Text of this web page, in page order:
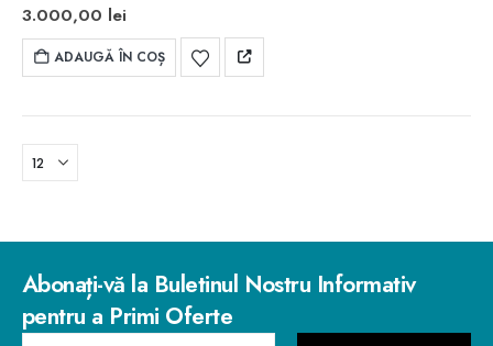
3.000,00 lei
ADAUGĂ ÎN COȘ
Abonați-vă la Buletinul Nostru Informativ
pentru a Primi Oferte